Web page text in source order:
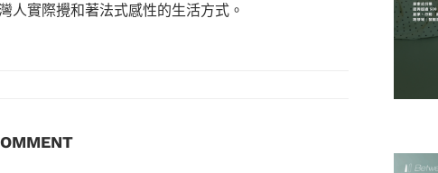
人實際攪和著法式感性的生活方式。